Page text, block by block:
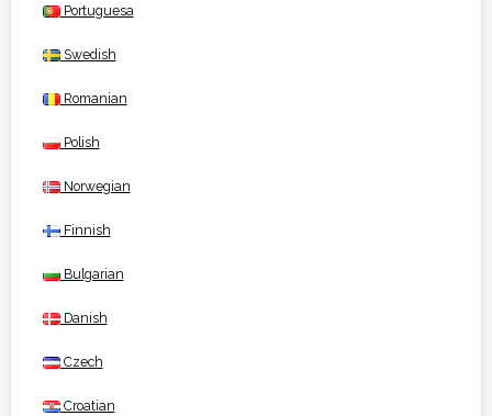
Portuguesa
Swedish
Romanian
Polish
Norwegian
Finnish
Bulgarian
Danish
Czech
Croatian